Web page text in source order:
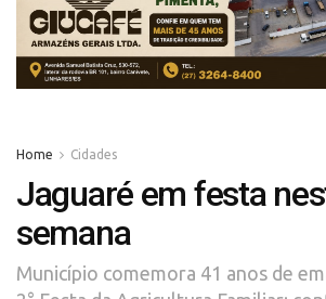
Home Cidades
Jaguaré em festa
semana
Município comemora 41 anos de